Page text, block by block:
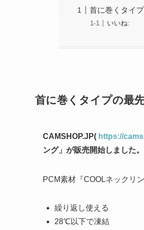
首に巻くタイ
いいね:
首に巻くタイプの最
CAMSHOP.JP( https://
ング」が販売開始しました。
PCM素材『COOLネックリン
繰り返し使える
28℃以下で凍結